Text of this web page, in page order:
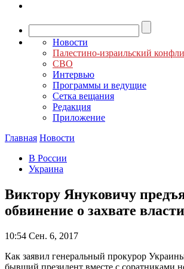
Новости
Палестино-израильский
СВО
Интервью
Программы и ведущие
Сетка вещания
Редакция
Приложение
Главная Новости
В России
Украина
Виктору Януковичу
обвинение о захвате
10:54 Сен. 6, 2017
Как заявил генеральный прокурор
бывший президент вместе с соратниками